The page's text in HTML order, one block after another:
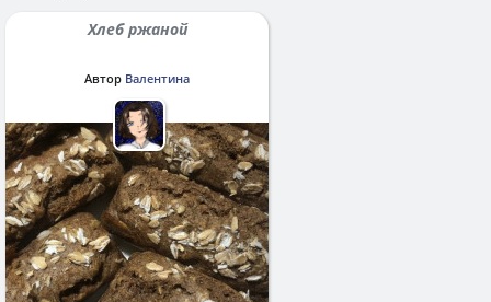
Хлеб ржаной
Автор Валентина